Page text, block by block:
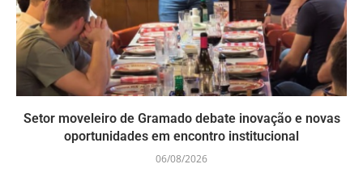
Setor moveleiro de Gramado debate inovação e novas
oportunidades em encontro institucional
06/08/2026